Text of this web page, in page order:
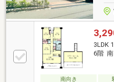
3LDK
6階 南
南向き